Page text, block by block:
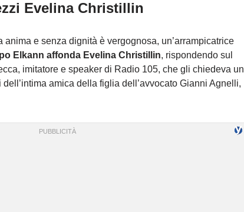
Evelina Christillin
anima e senza dignità è vergognosa, un’arrampicatrice
Elkann affonda Evelina Christillin, rispondendo sul
imitatore e speaker di Radio 105, che gli chiedeva un
amica della figlia dell’avvocato Gianni Agnelli,